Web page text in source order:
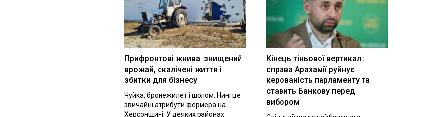
Прифронтові жнива: знищений
врожай, скалічені життя і
збитки для бізнесу
Чуйка, бронежилет і шолом. Нині це
звичайні атрибути фермера на
Херсонщині. У деяких районах
Кінець тіньової вертикалі:
справа Арахамії руйнує
керованість парламенту та
ставить Банкову перед
вибором